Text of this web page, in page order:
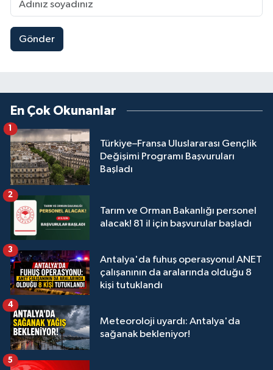
Gönder
En Çok Okunanlar
Türkiye–Fransa Uluslararası Gençlik
Değişimi Programı Başvuruları
Başladı
1
Tarım ve Orman Bakanlığı personel
alacak! 81 il için başvurular başladı
2
Antalya'da fuhuş operasyonu! ANET
çalışanının da aralarında olduğu 8
kişi tutuklandı
3
Meteoroloji uyardı: Antalya'da
sağanak bekleniyor!
4
5